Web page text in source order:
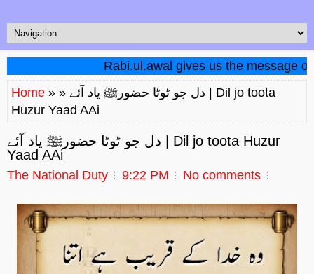
Rabi.ul.awal gives us the message of
Home » » دل جو ٹوٹا حضورﷺ یاد آئے | Dil jo toota
Huzur Yaad AAi
دل جو ٹوٹا حضورﷺ یاد آئے | Dil jo toota Huzur
Yaad AAi
The National Duty 9:22 PM No comments